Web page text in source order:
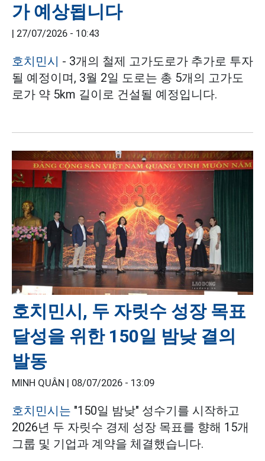
가 예상됩니다
| 27/07/2026 - 10:43
호치민시 - 3개의 철제 고가도로가 추가로 투자
될 예정이며, 3월 2일 도로는 총 5개의 고가도
로가 약 5km 길이로 건설될 예정입니다.
호치민시, 두 자릿수 성장 목표
달성을 위한 150일 밤낮 결의
발동
MINH QUÂN | 08/07/2026 - 13:09
호치민시는 "150일 밤낮" 성수기를 시작하고
2026년 두 자릿수 경제 성장 목표를 향해 15개
그룹 및 기업과 계약을 체결했습니다.